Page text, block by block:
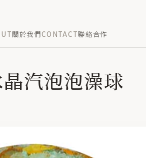
關於我們CONTACT聯絡合作
/ 金盞水晶汽泡泡澡球
汽泡泡澡球